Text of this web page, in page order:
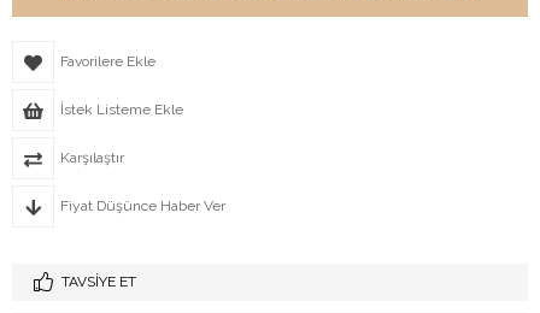
Favorilere Ekle
İstek Listeme Ekle
Karşılaştır
Fiyat Düşünce Haber Ver
TAVSIYE ET